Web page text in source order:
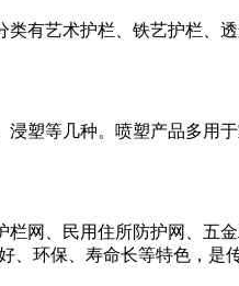
有艺术护栏、铁艺护栏、
塑等几种。喷塑产品多用
网、民用住所防护网、五
、环保、寿命长等特色，是